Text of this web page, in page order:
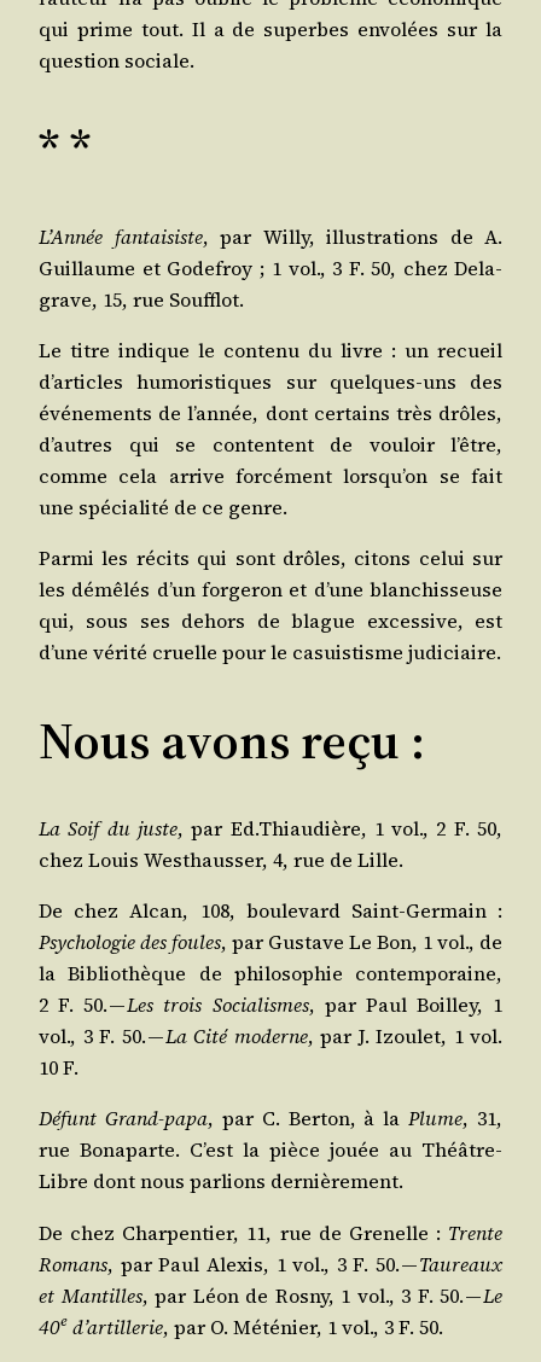
qui prime tout. Il a de superbes envo­lées sur la
ques­tion sociale.
* *
L’An­née fan­tai­siste, par Willy, illus­tra­tions de A.
Guillaume et Gode­froy ; 1 vol., 3 F. 50, chez Dela­
grave, 15, rue Soufflot.
Le titre indique le conte­nu du livre : un recueil
d’ar­ticles humo­ris­tiques sur quelques-uns des
évé­ne­ments de l’an­née, dont cer­tains très drôles,
d’autres qui se contentent de vou­loir l’être,
comme cela arrive for­cé­ment lors­qu’on se fait
une spé­cia­li­té de ce genre.
Par­mi les récits qui sont drôles, citons celui sur
les démê­lés d’un for­ge­ron et d’une blan­chis­seuse
qui, sous ses dehors de blague exces­sive, est
d’une véri­té cruelle pour le casuis­tisme judiciaire.
Nous avons reçu :
La Soif du juste, par Ed.Thiaudière, 1 vol., 2 F. 50,
chez Louis Wes­thaus­ser, 4, rue de Lille.
De chez Alcan, 108, bou­le­vard Saint-Ger­main :
Psy­cho­lo­gie des foules, par Gus­tave Le Bon, 1 vol., de
la Biblio­thèque de phi­lo­so­phie contem­po­raine,
2 F. 50. —Les trois Socia­lismes, par Paul Boilley, 1
vol., 3 F. 50. —La Cité moderne, par J. Izou­let, 1 vol.
10 F.
Défunt Grand-papa, par C. Ber­ton, à laPlume, 31,
rue Bona­parte. C’est la pièce jouée au Théâtre-
Libre dont nous par­lions dernièrement.
De chez Char­pen­tier, 11, rue de Gre­nelle : Trente
Romans, par Paul Alexis, 1 vol., 3 F. 50. —Tau­reaux
et Man­tilles, par Léon de Ros­ny, 1 vol., 3 F. 50. —Le
40e d’ar­tille­rie, par O. Mété­nier, 1 vol., 3 F. 50.